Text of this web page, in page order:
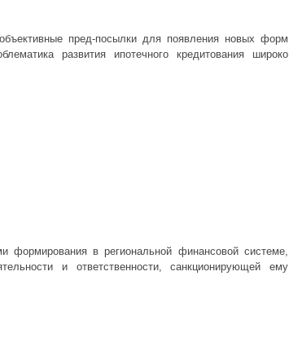
пред-посылки для появления новых форм
развития ипотечного кредитования широко
формирования в региональной финансовой системе,
и ответственности, санкционирующей ему